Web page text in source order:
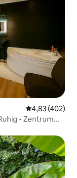
4,83 (402)
• Zentrum